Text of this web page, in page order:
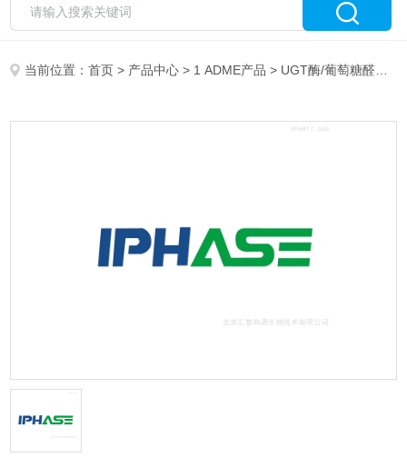
当前位置：首页 > 产品中心 > 1 ADME产品 > UGT酶/葡萄糖醛酸转移酶